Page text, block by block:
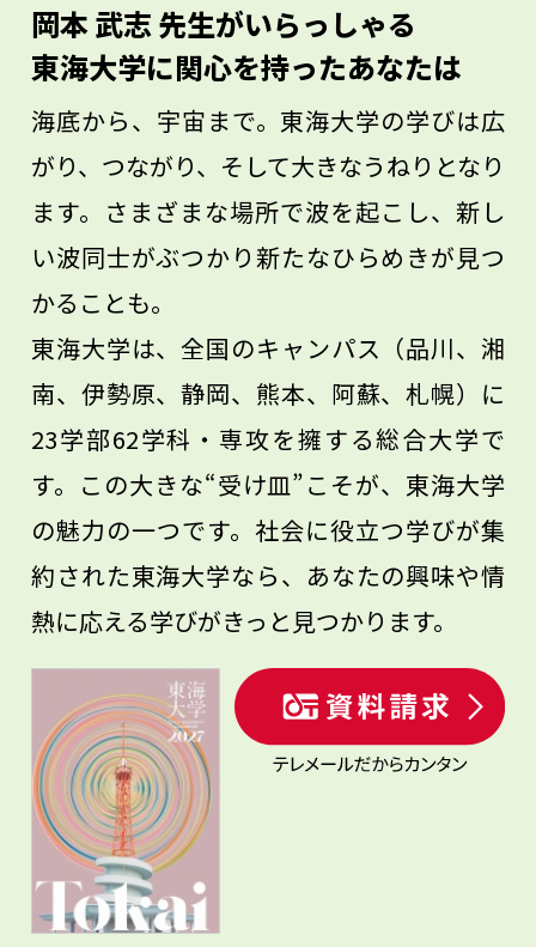
もあります。その気づきから行動に移して
みると、きっとよりよい未来につながって
いくはずです。
岡本 武志 先生がいらっしゃる
東海大学に関心を持ったあなたは
海底から、宇宙まで。東海大学の学びは広
がり、つながり、そして大きなうねりとなり
ます。さまざまな場所で波を起こし、新し
い波同士がぶつかり新たなひらめきが見つ
かることも。
東海大学は、全国のキャンパス（品川、湘
南、伊勢原、静岡、熊本、阿蘇、札幌）に
23学部62学科・専攻を擁する総合大学で
す。この大きな“受け皿”こそが、東海大学
の魅力の一つです。社会に役立つ学びが集
約された東海大学なら、あなたの興味や情
熱に応える学びがきっと見つかります。